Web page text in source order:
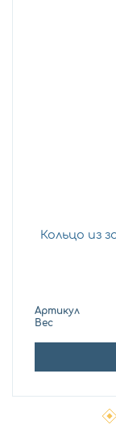
Кольцо из
Артикул
Вес